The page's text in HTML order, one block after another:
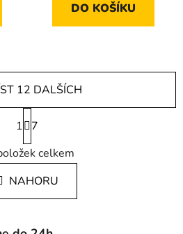
DO KOŠÍKU
O
v
l
á
d
12 DALŠÍCH
S
t
r
á
n
k
1
7
celkem
NAHORU